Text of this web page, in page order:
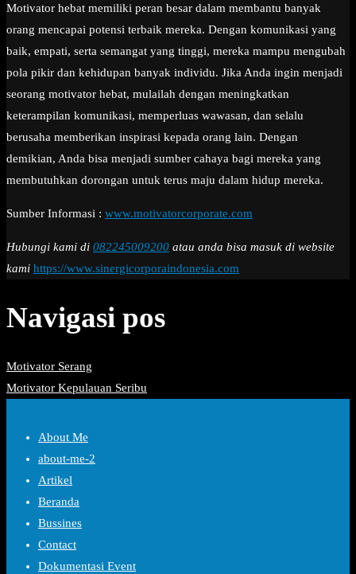
Motivator hebat memiliki peran besar dalam membantu banyak
orang mencapai potensi terbaik mereka. Dengan komunikasi yang
baik, empati, serta semangat yang tinggi, mereka mampu mengubah
pola pikir dan kehidupan banyak individu. Jika Anda ingin menjadi
seorang motivator hebat, mulailah dengan meningkatkan
keterampilan komunikasi, memperluas wawasan, dan selalu
berusaha memberikan inspirasi kepada orang lain. Dengan
demikian, Anda bisa menjadi sumber cahaya bagi mereka yang
membutuhkan dorongan untuk terus maju dalam hidup mereka.
Sumber Informasi : www.motivatorcorporate.com
Hubungi kami di 082245009200 atau anda bisa masuk di website
kami https://www.sinergicorporaindonesia.com
Navigasi pos
Motivator Serang
Motivator Kepulauan Seribu
About Me
about-me-2
Artikel
Beranda
Bussines
Contact
Dokumentasi Event